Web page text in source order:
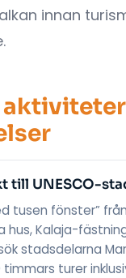
innan
till UNESCO-
tusen fönster”
hus, Kalaja-
stadsdelarna
timmars turer